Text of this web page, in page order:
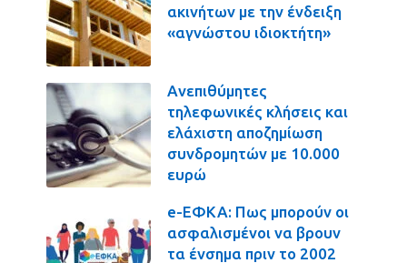
ακινήτων με την ένδειξη
«αγνώστου ιδιοκτήτη»
Ανεπιθύμητες
τηλεφωνικές κλήσεις και
ελάχιστη αποζημίωση
συνδρομητών με 10.000
ευρώ
e-ΕΦΚΑ: Πως μπορούν οι
ασφαλισμένοι να βρουν
τα ένσημα πριν το 2002